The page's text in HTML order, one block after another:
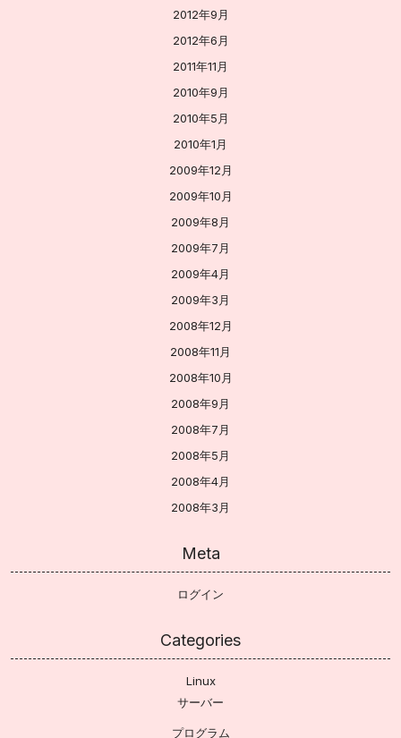
2012年9月
2012年6月
2011年11月
2010年9月
2010年5月
2010年1月
2009年12月
2009年10月
2009年8月
2009年7月
2009年4月
2009年3月
2008年12月
2008年11月
2008年10月
2008年9月
2008年7月
2008年5月
2008年4月
2008年3月
Meta
ログイン
Categories
Linux
サーバー
プログラム